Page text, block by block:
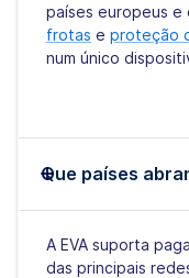
países europeus e
frotas e proteção
num único
Que países
A EVA suporta
das principais